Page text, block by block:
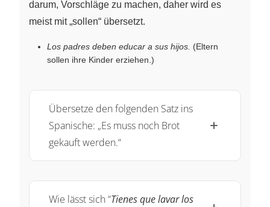
darum, Vorschläge zu machen, daher wird es
meist mit „sollen“ übersetzt.
Los padres deben educar a sus hijos. (Eltern
sollen ihre Kinder erziehen.)
Übersetze den folgenden Satz ins
Spanische: „Es muss noch Brot
gekauft werden.“
Wie lässt sich “Tienes que lavar los